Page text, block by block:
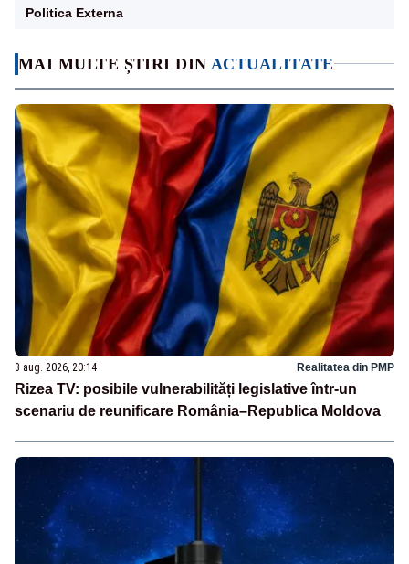
MAI MULTE ȘTIRI DIN ACTUALITATE
3 aug. 2026, 20:14 Realitatea din PMP
Rizea TV: posibile vulnerabilități legislative într-un
scenariu de reunificare România–Republica Moldova
Politica Externa